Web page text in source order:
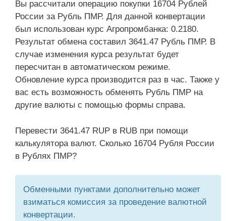
Вы рассчитали операцию покупки 16704 Рублей
России за Рубль ПМР. Для данной конвертации
был использован курс Агропромбанка: 0.2180.
Результат обмена составил 3641.47 Рубль ПМР. В
случае изменения курса результат будет
пересчитан в автоматическом режиме.
Обновление курса производится раз в час. Также у
вас есть возможность обменять Рубль ПМР на
другие валюты с помощью формы справа.
Перевести 3641.47 RUP в RUB при помощи
калькулятора валют. Сколько 16704 Рубля России
в Рублях ПМР?
Обменными пунктами дополнительно может
взиматься комиссия за проведение валютной
конвертации.